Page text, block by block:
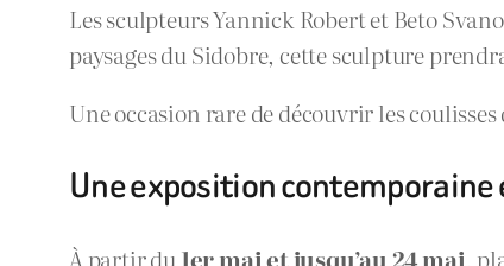
Les sculpteurs Yannick Robert et Beto
paysages du Sidobre, cette sculpture
Une occasion rare de découvrir les
Une exposition
À partir du1er mai et jusqu’au 24 mai,